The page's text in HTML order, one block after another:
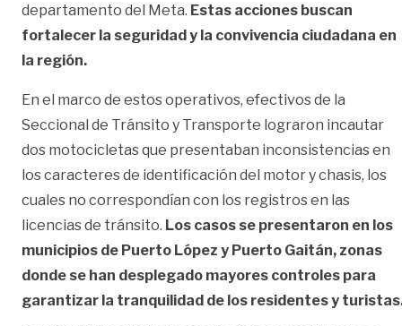
departamento del Meta. Estas acciones buscan
fortalecer la seguridad y la convivencia ciudadana en
la región.
En el marco de estos operativos, efectivos de la
Seccional de Tránsito y Transporte lograron incautar
dos motocicletas que presentaban inconsistencias en
los caracteres de identificación del motor y chasis, los
cuales no correspondían con los registros en las
licencias de tránsito. Los casos se presentaron en los
municipios de Puerto López y Puerto Gaitán, zonas
donde se han desplegado mayores controles para
garantizar la tranquilidad de los residentes y